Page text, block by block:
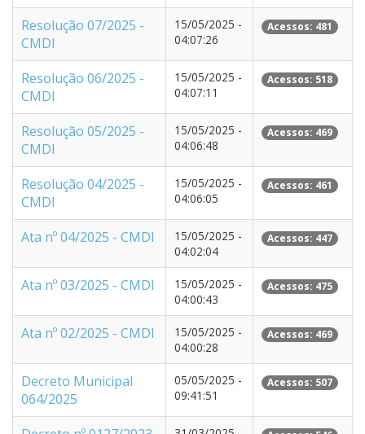
Resolução 07/2025 -
CMDI
15/05/2025 -
04:07:26
Acessos: 481
Resolução 06/2025 -
CMDI
15/05/2025 -
04:07:11
Acessos: 518
Resolução 05/2025 -
CMDI
15/05/2025 -
04:06:48
Acessos: 469
Resolução 04/2025 -
CMDI
15/05/2025 -
04:06:05
Acessos: 461
Ata nº 04/2025 - CMDI
15/05/2025 -
04:02:04
Acessos: 447
Ata nº 03/2025 - CMDI
15/05/2025 -
04:00:43
Acessos: 475
Ata nº 02/2025 - CMDI
15/05/2025 -
04:00:28
Acessos: 469
Decreto Municipal
064/2025
05/05/2025 -
09:41:51
Acessos: 507